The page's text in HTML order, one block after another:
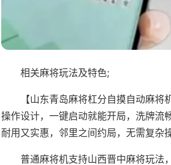
相关麻将玩法及特色;
【山东青岛麻将杠分自摸自动麻
操作设计，一键启动就能开局，洗牌流
耐用又实惠，邻里之间约局，无需复杂
普通麻将机支持山西晋中麻将玩法